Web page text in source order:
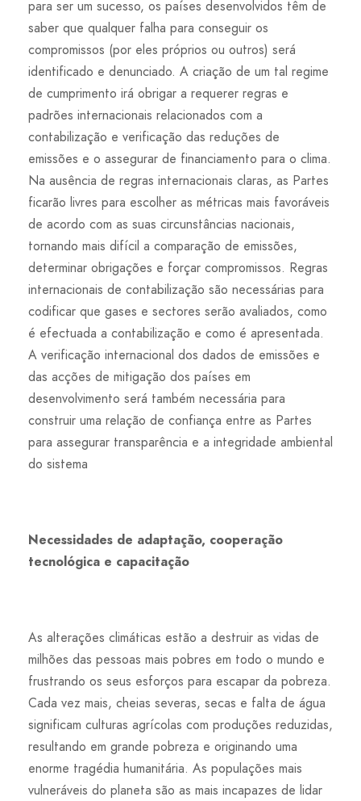
para ser um sucesso, os países desenvolvidos têm de
saber que qualquer falha para conseguir os
compromissos (por eles próprios ou outros) será
identificado e denunciado. A criação de um tal regime
de cumprimento irá obrigar a requerer regras e
padrões internacionais relacionados com a
contabilização e verificação das reduções de
emissões e o assegurar de financiamento para o clima.
Na ausência de regras internacionais claras, as Partes
ficarão livres para escolher as métricas mais favoráveis
de acordo com as suas circunstâncias nacionais,
tornando mais difícil a comparação de emissões,
determinar obrigações e forçar compromissos. Regras
internacionais de contabilização são necessárias para
codificar que gases e sectores serão avaliados, como
é efectuada a contabilização e como é apresentada.
A verificação internacional dos dados de emissões e
das acções de mitigação dos países em
desenvolvimento será também necessária para
construir uma relação de confiança entre as Partes
para assegurar transparência e a integridade ambiental
do sistema
Necessidades de adaptação, cooperação
tecnológica e capacitação
As alterações climáticas estão a destruir as vidas de
milhões das pessoas mais pobres em todo o mundo e
frustrando os seus esforços para escapar da pobreza.
Cada vez mais, cheias severas, secas e falta de água
significam culturas agrícolas com produções reduzidas,
resultando em grande pobreza e originando uma
enorme tragédia humanitária. As populações mais
vulneráveis do planeta são as mais incapazes de lidar